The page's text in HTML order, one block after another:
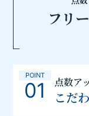
フリ
POINT
01 点数ア
こだ